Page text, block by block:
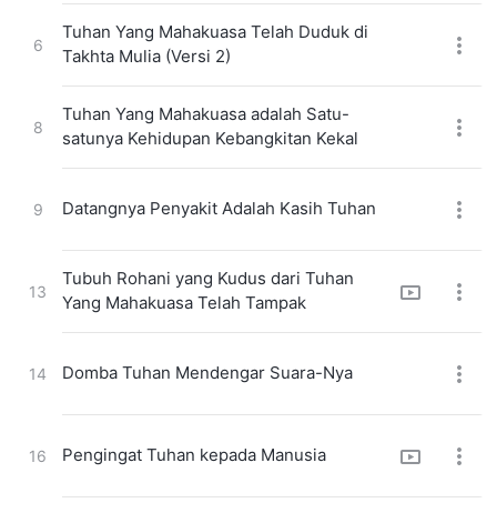
6
Tuhan Yang Mahakuasa Telah Duduk di
Takhta Mulia (Versi 2)
8
Tuhan Yang Mahakuasa adalah Satu-
satunya Kehidupan Kebangkitan Kekal
9 Datangnya Penyakit Adalah Kasih Tuhan
13
Tubuh Rohani yang Kudus dari Tuhan
Yang Mahakuasa Telah Tampak
14 Domba Tuhan Mendengar Suara-Nya
16 Pengingat Tuhan kepada Manusia